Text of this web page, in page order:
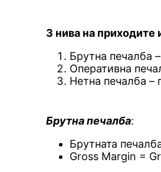
3 нива на приходите
Брутна печалба
Оперативна
Нетна печалба –
Брутна печалба:
Брутната
Gross Margin =